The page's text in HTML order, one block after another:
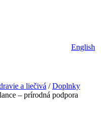
English
a liečivá /Doplnky
– prírodná podpora